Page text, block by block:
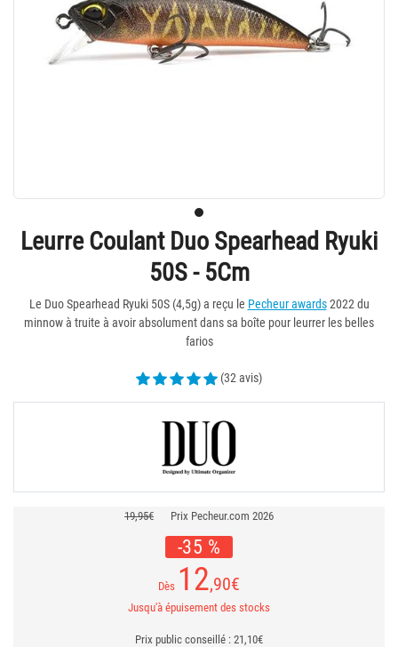
Leurre Coulant Duo Spearhead Ryuki
50S - 5Cm
Le Duo Spearhead Ryuki 50S (4,5g) a reçu le Pecheur awards2022 du
minnow à truite à avoir absolument dans sa boîte pour leurrer les belles
farios
(32 avis)
19,95€ Prix Pecheur.com 2026
-35 %
Dès 12,90€
Jusqu'à épuisement des stocks
Prix public conseillé : 21,10€